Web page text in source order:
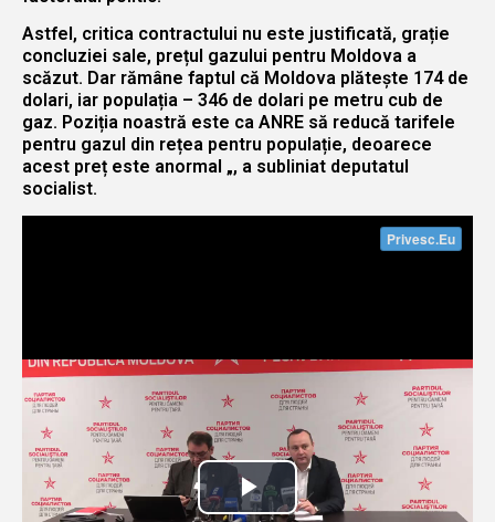
Astfel, critica contractului nu este justificată, grație
concluziei sale, prețul gazului pentru Moldova a
scăzut. Dar rămâne faptul că Moldova plătește 174 de
dolari, iar populația – 346 de dolari pe metru cub de
gaz. Poziția noastră este ca ANRE să reducă tarifele
pentru gazul din rețea pentru populație, deoarece
acest preț este anormal „, a subliniat deputatul
socialist.